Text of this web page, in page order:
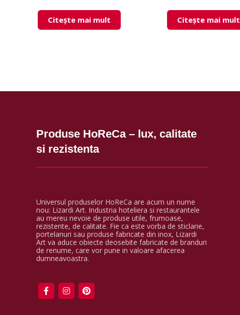
Citește mai mult Citește mai mult
Produse HoReCa – lux, calitate
si rezistenta
Universul produselor HoReCa are acum un nume
nou: Lizardi Art. Industria hoteliera si restaurantele
au mereu nevoie de produse utile, frumoase,
rezistente, de calitate. Fie ca este vorba de sticlarie,
portelanuri sau produse fabricate din inox, Lizardi
Art va aduce obiecte deosebite fabricate de branduri
de renume, care vor pune in valoare afacerea
dumneavoastra.